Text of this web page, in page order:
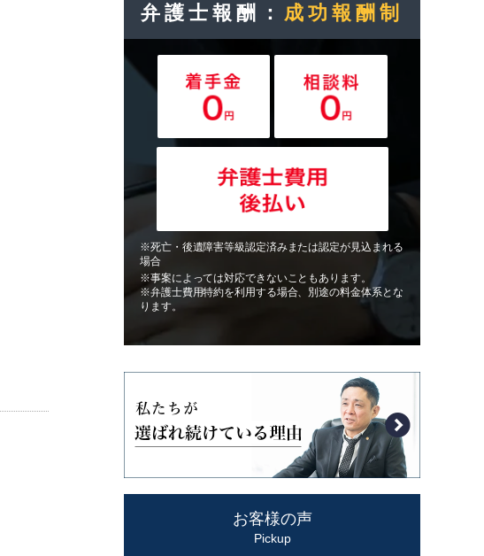
弁護士報酬： 成功報酬制
※死亡・後遺障害等級認定済みまたは認定が見込まれる
場合
※事案によっては対応できないこともあります。
※弁護士費用特約を利用する場合、別途の料金体系とな
ります。
お客様の声
Pickup